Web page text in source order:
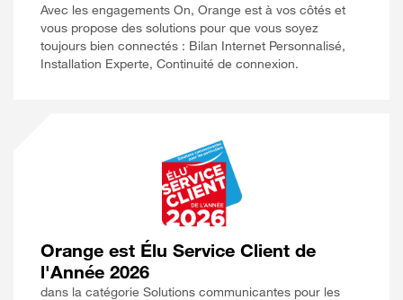
Avec les engagements On, Orange est à vos côtés et
vous propose des solutions pour que vous soyez
toujours bien connectés : Bilan Internet Personnalisé,
Installation Experte, Continuité de connexion.
Orange est Élu Service Client de
l'Année 2026
dans la catégorie Solutions communicantes pour les